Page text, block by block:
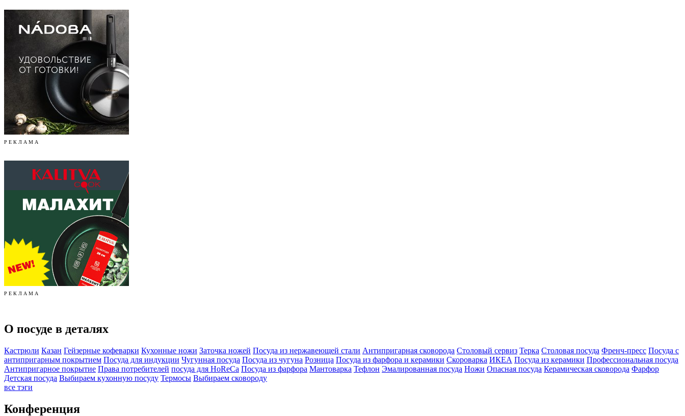
Р Е К Л А М А
Р Е К Л А М А
О посуде в деталях
Кастрюли Казан Гейзерные кофеварки Кухонные ножи Заточка ножей Посуда из нержавеющей стали Антипригарная сковорода Столовый сервиз Терка Столовая посуда Френч-пресс Посуда с
антипригарным покрытием Посуда для индукции Чугунная посуда Посуда из чугуна Розница Посуда из фарфора и керамики Скороварка ИКЕА Посуда из керамики Профессиональная посуда
Антипригарное покрытие Права потребителей посуда для HoReCa Посуда из фарфора Мантоварка Тефлон Эмалированная посуда Ножи Опасная посуда Керамическая сковорода Фарфор
Детская посуда Выбираем кухонную посуду Термосы Выбираем сковороду
все тэги
Конференция